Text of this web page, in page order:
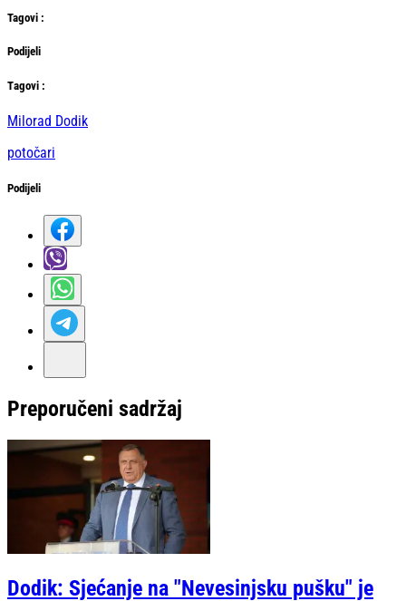
Tagovi :
Podijeli
Тagovi :
Milorad Dodik
potočari
Podijeli
Preporučeni sadržaj
Dodik: Sjećanje na "Nevesinjsku pušku" je